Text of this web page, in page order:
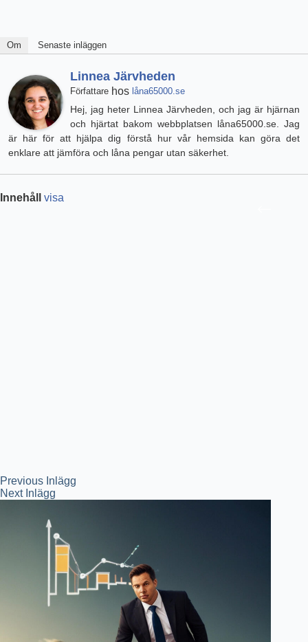
Om Senaste inläggen
Linnea Järvheden
Författare hos låna65000.se
Hej, jag heter Linnea Järvheden, och jag är hjärnan
och hjärtat bakom webbplatsen låna65000.se. Jag
är här för att hjälpa dig förstå hur vår hemsida kan göra det
enklare att jämföra och låna pengar utan säkerhet.
Innehåll visa
Previous Inlägg
Next Inlägg